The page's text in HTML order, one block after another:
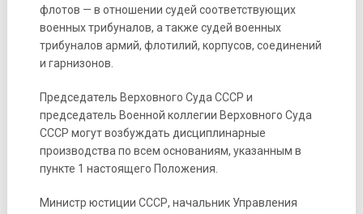
флотов — в отношении судей соответствующих
военных трибуналов, а также судей военных
трибуналов армий, флотилий, корпусов, соединений
и гарнизонов.
Председатель Верховного Суда СССР и
председатель Военной коллегии Верховного Суда
СССР могут возбуждать дисциплинарные
производства по всем основаниям, указанным в
пункте 1 настоящего Положения.
Министр юстиции СССР, начальник Управления